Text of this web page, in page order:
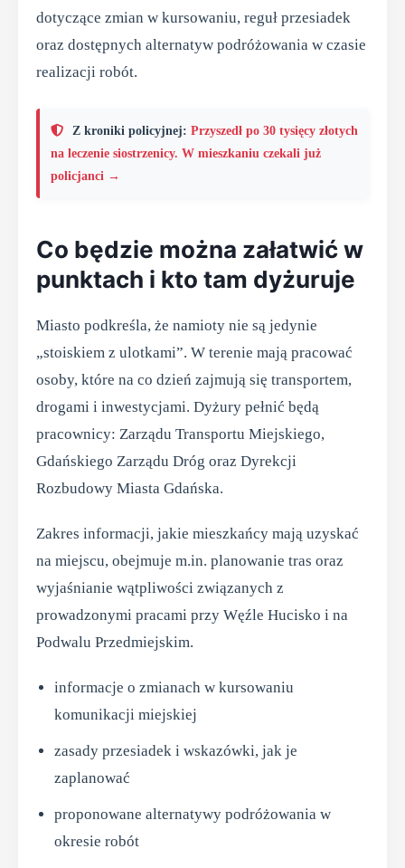
dotyczące zmian w kursowaniu, reguł przesiadek
oraz dostępnych alternatyw podróżowania w czasie
realizacji robót.
Z kroniki policyjnej: Przyszedł po 30 tysięcy złotych
na leczenie siostrzenicy. W mieszkaniu czekali już
policjanci →
Co będzie można załatwić w
punktach i kto tam dyżuruje
Miasto podkreśla, że namioty nie są jedynie
„stoiskiem z ulotkami”. W terenie mają pracować
osoby, które na co dzień zajmują się transportem,
drogami i inwestycjami. Dyżury pełnić będą
pracownicy: Zarządu Transportu Miejskiego,
Gdańskiego Zarządu Dróg oraz Dyrekcji
Rozbudowy Miasta Gdańska.
Zakres informacji, jakie mieszkańcy mają uzyskać
na miejscu, obejmuje m.in. planowanie tras oraz
wyjaśnianie wątpliwości związanych z
prowadzonymi pracami przy Węźle Hucisko i na
Podwalu Przedmiejskim.
informacje o zmianach w kursowaniu
komunikacji miejskiej
zasady przesiadek i wskazówki, jak je
zaplanować
proponowane alternatywy podróżowania w
okresie robót